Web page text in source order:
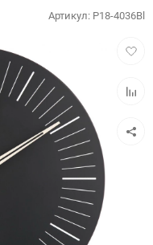
Артикул: P18-4036Bl